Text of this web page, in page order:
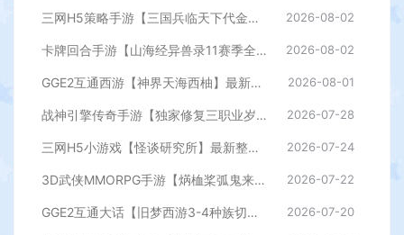
三网H5策略手游【三国兵临天下代金券内购七合修复版】最新整理单机一键即玩镜像端+Linux手工服务端+管理后台+GM授权后台+简易安卓客户端+详细搭建教程+视频教程 2026-08-02
卡牌回合手游【山海经异兽录11赛季全人物代金券内购版】最新整理WIN系服务端+授权GM后台+管理后台+热更修改工具+安卓+详细搭建教程 2026-08-02
GGE2互通西游【神界天海西柚】最新整理Win系服务端+安卓苹果PC三端+内置GM工具+全套源码+详细搭建教程 2026-08-01
战神引擎传奇手游【独家修复三职业岁月无限刀-白猪3.0】最新整理Win系特色服务端+安卓苹果双端+GM授权后台+详细搭建教程 2026-07-28
三网H5小游戏【怪谈研究所】最新整理WIN系服务端+Linux手工服务端+详细搭建教程 2026-07-24
3D武侠MMORPG手游【焫桖桨弧鬼来7职业精修代金券内购版】最新整Linux手工服务端+安卓苹果双端+CDK授权后台+详细搭建教程 2026-07-22
GGE2互通大话【旧梦西游3-4种族切换】最新整理Win系服务端+安卓PC互通客户端+内置GM工具+全套源码+详细搭建教程 2026-07-20